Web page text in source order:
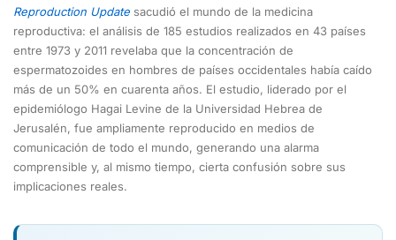
Reproduction Update sacudió el mundo de la medicina
reproductiva: el análisis de 185 estudios realizados en 43 países
entre 1973 y 2011 revelaba que la concentración de
espermatozoides en hombres de países occidentales había caído
más de un 50% en cuarenta años. El estudio, liderado por el
epidemiólogo Hagai Levine de la Universidad Hebrea de
Jerusalén, fue ampliamente reproducido en medios de
comunicación de todo el mundo, generando una alarma
comprensible y, al mismo tiempo, cierta confusión sobre sus
implicaciones reales.